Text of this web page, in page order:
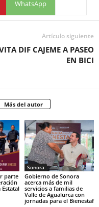
WhatsApp
Artículo siguiente
DIF CAJEME A PASEO
EN BICI
Más del autor
parte
Estatal
Sonora
Gobierno de Sonora
acerca más de mil
servicios a familias de
Valle de Agualurca con
jornadas para el Bienestaf